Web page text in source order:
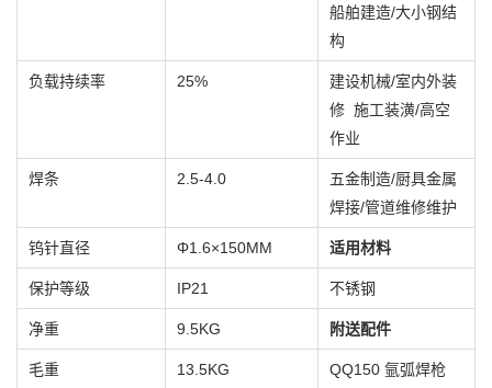
船舶建造/大小钢结
构
负载持续率 25%
建设机械/室内外装
修 施工装潢/高空
作业
焊条 2.5-4.0
五金制造/厨具金属
焊接/管道维修维护
钨针直径 Φ1.6×150MM 适用材料
保护等级 IP21 不锈钢
净重 9.5KG 附送配件
毛重 13.5KG QQ150 氩弧焊枪